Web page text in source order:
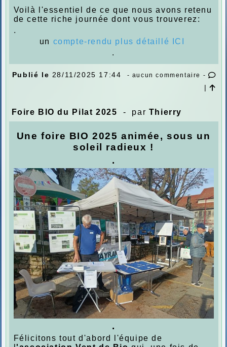
Voilà l'essentiel de ce que nous avons retenu
de cette riche journée dont vous trouverez:
.
un compte-rendu plus détaillé ICI
.
Publié le 28/11/2025 17:44 - aucun commentaire -
|
Foire BIO du Pilat 2025 - par Thierry
Une foire BIO 2025 animée, sous un
soleil radieux !
.
.
Félicitons tout d'abord l'équipe de